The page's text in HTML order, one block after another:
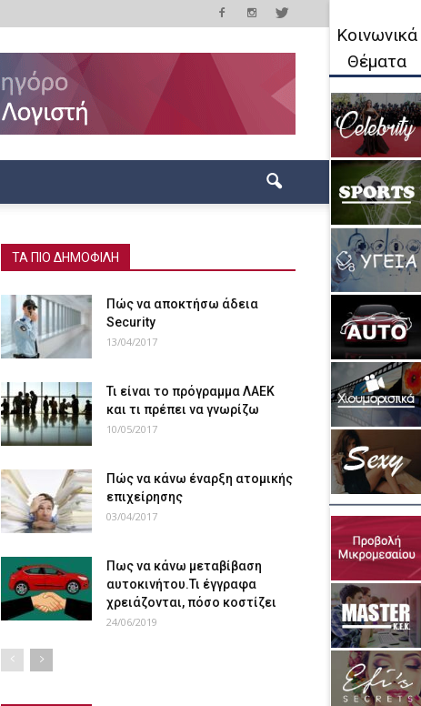
ΤΑ ΠΙΟ ΔΗΜΟΦΙΛΗ
Πώς να αποκτήσω άδεια
Security
13/04/2017
Τι είναι το πρόγραμμα ΛΑΕΚ
και τι πρέπει να γνωρίζω
10/05/2017
Πώς να κάνω έναρξη ατομικής
επιχείρησης
03/04/2017
Πως να κάνω μεταβίβαση
αυτοκινήτου.Τι έγγραφα
χρειάζονται, πόσο κοστίζει
24/06/2019
Κοινωνικά
Θέματα